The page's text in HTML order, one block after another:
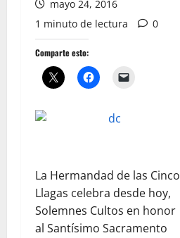
mayo 24, 2016
1 minuto de lectura
0
Comparte esto:
La Hermandad de las Cinco
Llagas celebra desde hoy,
Solemnes Cultos en honor
al Santísimo Sacramento